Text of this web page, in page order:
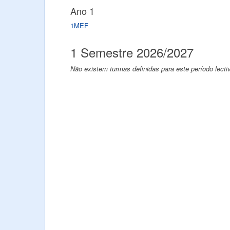
Ano 1
1MEF
1 Semestre 2026/2027
Não existem turmas definidas para este período